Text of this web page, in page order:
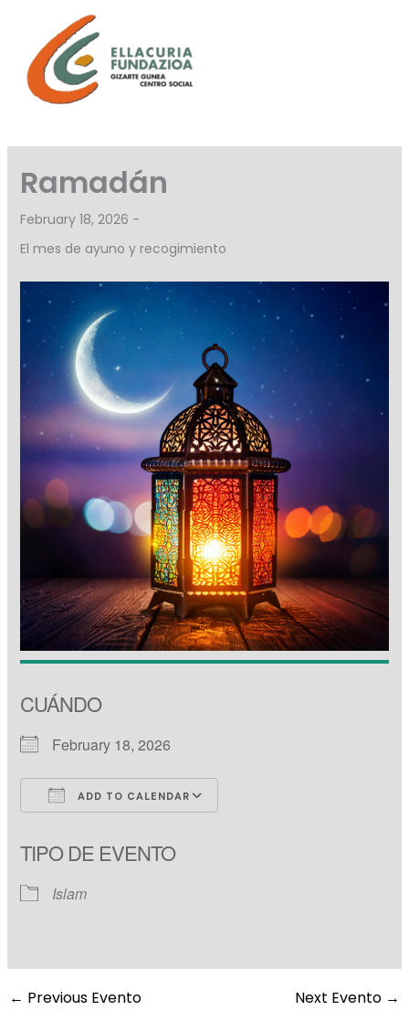
content
Ramadán
February 18, 2026 -
El mes de ayuno y recogimiento
CUÁNDO
February 18, 2026
ADD TO CALENDAR
TIPO DE EVENTO
Islam
← Previous Evento Next Evento →